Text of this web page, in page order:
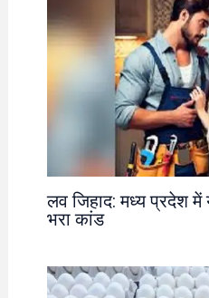
लव जिहाद: मध्य प्रदेश
भरा कांड